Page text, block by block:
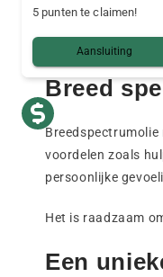
De
CBD-extracten
Breed
Breedspectrumolie
voordelen zoals
persoonlijke
Het is raadzaam
Een
5 punten te claimen!
Aansluiting